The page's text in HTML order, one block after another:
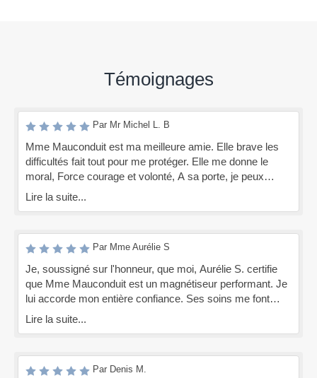
Témoignages
Par Mr Michel L. B
Mme Mauconduit est ma meilleure amie. Elle brave les
difficultés fait tout pour me protéger. Elle me donne le
moral, Force courage et volonté, A sa porte, je peux
frapper, Elle ne m'a jamais rien refusé, elle est toujours
ma vie.
Lire la suite...
Par Mme Aurélie S
Je, soussigné sur l'honneur, que moi, Aurélie S. certifie
que Mme Mauconduit est un magnétiseur performant. Je
lui accorde mon entière confiance. Ses soins me font
énormément de bien. C'est une personne qui est à
j'avais eu recours à plusieurs médecins auparavant, mais
rien n'est aussi efficace que les soins de Mme
Lire la suite...
Par Denis M.